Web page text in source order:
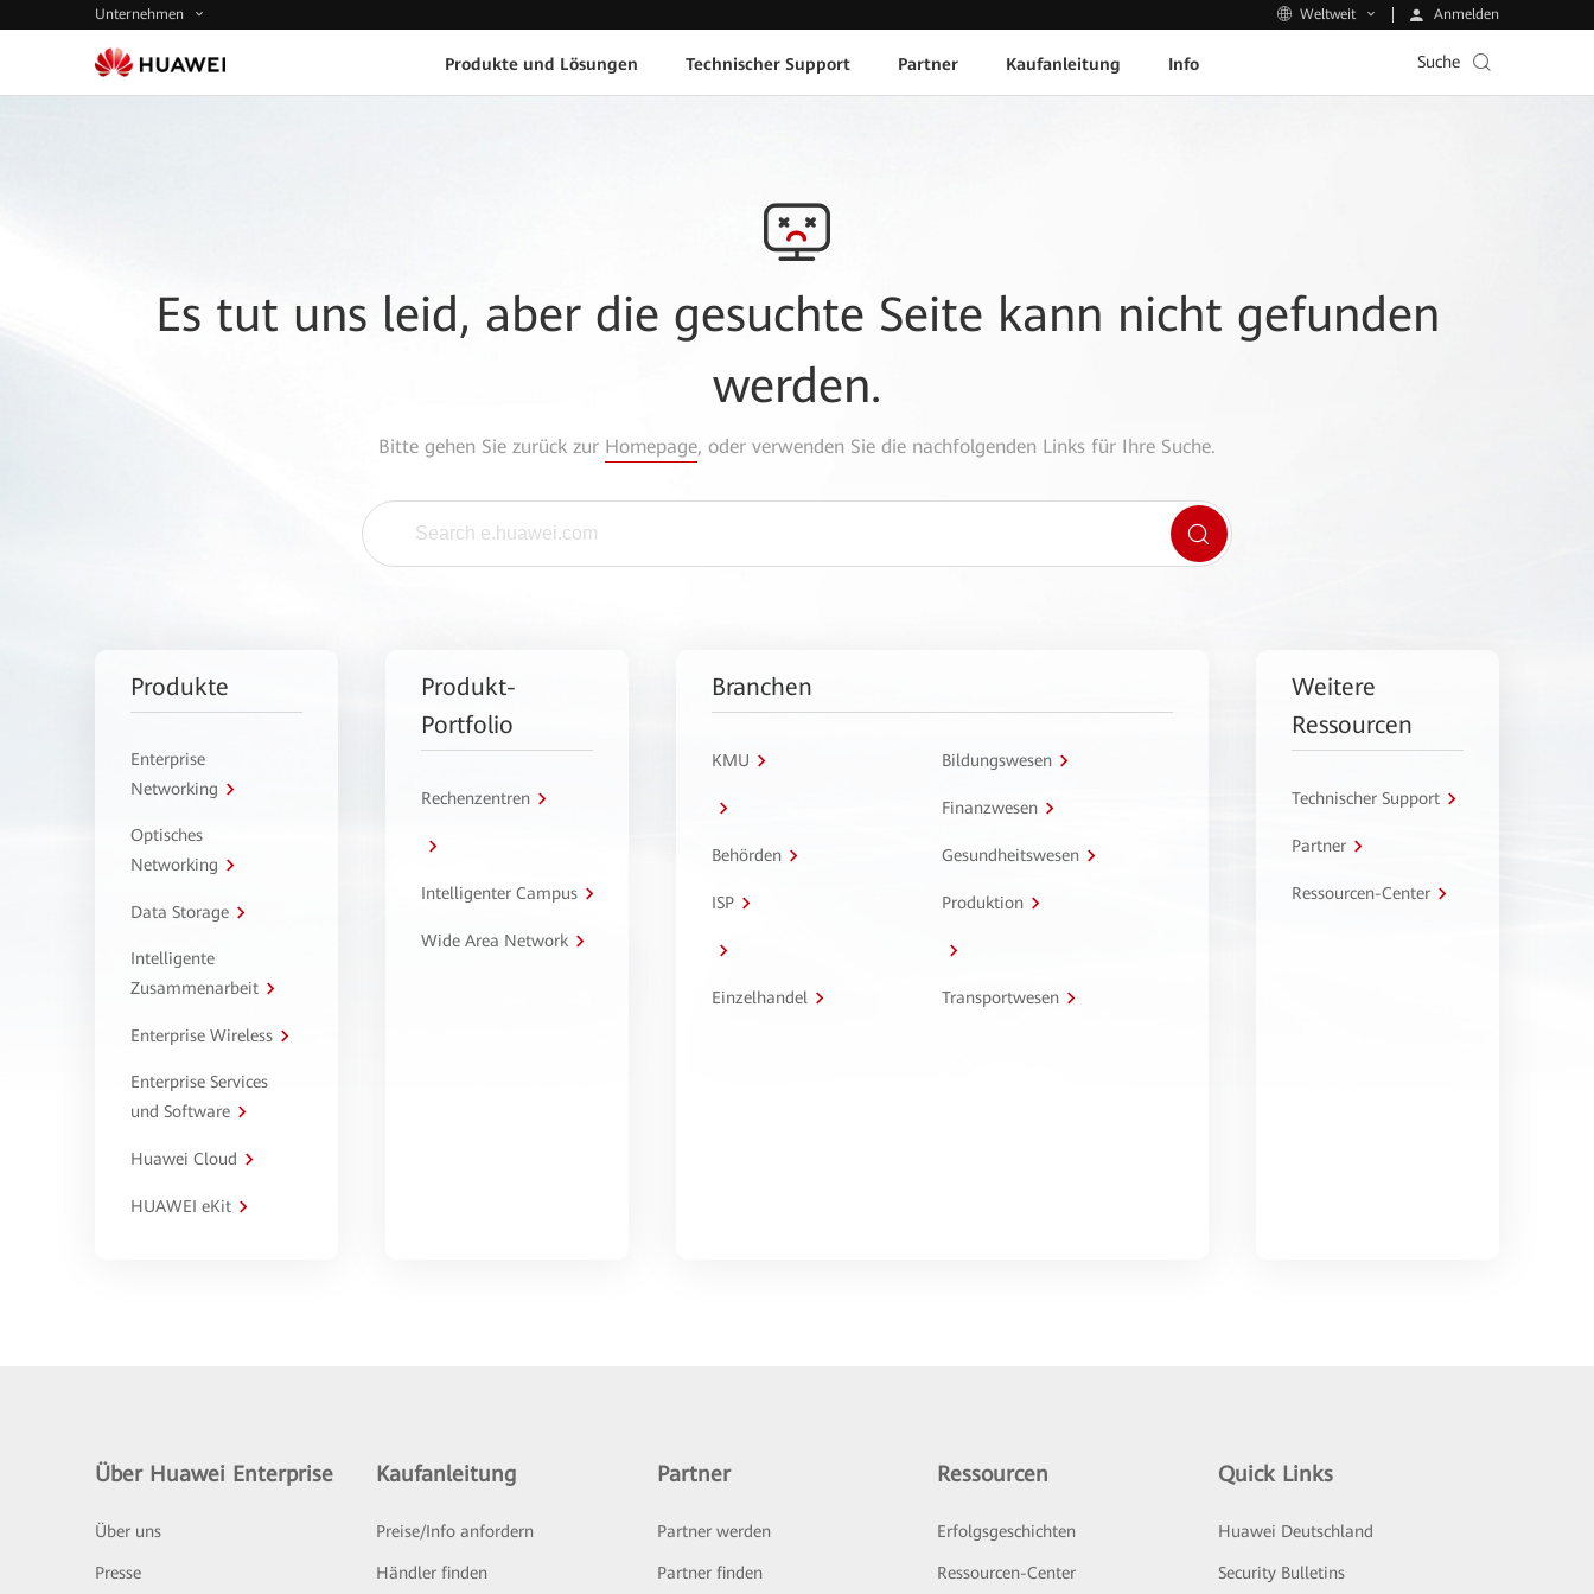
Unternehmen Weltweit Anmelden
Produkte und Lösungen Technischer Support Partner Kaufanleitung Info Suche
Es tut uns leid, aber die gesuchte Seite kann nicht gefunden
werden.
Bitte gehen Sie zurück zur Homepage, oder verwenden Sie die nachfolgenden Links für Ihre Suche.
Produkte
Enterprise
Networking
Optisches
Networking
Data Storage
Intelligente
Zusammenarbeit
Enterprise Wireless
Enterprise Services
und Software
Huawei Cloud
HUAWEI eKit
Produkt-
Portfolio
Rechenzentren
Intelligenter Campus
Wide Area Network
Branchen
KMU Bildungswesen
Finanzwesen
Behörden Gesundheitswesen
ISP Produktion
Einzelhandel Transportwesen
Weitere
Ressourcen
Technischer Support
Partner
Ressourcen-Center
Über Huawei Enterprise
Über uns
Presse
Kaufanleitung
Preise/Info anfordern
Händler finden
Partner
Partner werden
Partner finden
Ressourcen
Erfolgsgeschichten
Ressourcen-Center
Quick Links
Huawei Deutschland
Security Bulletins